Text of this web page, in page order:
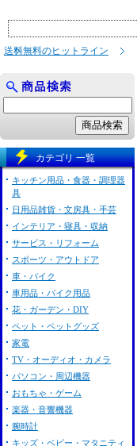
送料無料のヒットライン
カテゴリ 一覧
キッチン用品・食器・調理器
具
日用品雑貨・文房具・手芸
インテリア・寝具・収納
サービス・リフォーム
スポーツ・アウトドア
車・バイク
車用品・バイク用品
花・ガーデン・DIY
ペット・ペットグッズ
家電
TV・オーディオ・カメラ
パソコン・周辺機器
おもちゃ・ゲーム
楽器・音響機器
腕時計
キッズ・ベビー・マタニティ